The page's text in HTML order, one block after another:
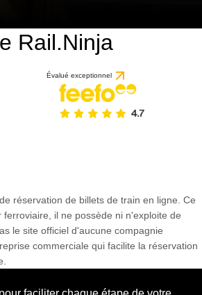
Rail.Ninja
Évalué exceptionnel
réservation de billets de train en ligne. Ce
il ne possède ni n'exploite de
le site officiel d'aucune compagnie
commerciale qui facilite la réservation